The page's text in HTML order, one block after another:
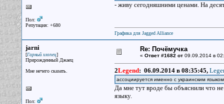
Пол:
Репутация: +680
- живу сегодняшними ценами. На
Графика для Jagged Alliance
jarni
[Гарный хлопец]
Прирожденный Джаец
Мне нечего сказать.
Пол:
Re: Почёмучка
« Ответ #1682 от09.09.2014 в
2Legend: 06.09.2014 в 08:35:45,
ассоциируется именно с украинским языком
Да мне тут вроде бы объяснили что
языку.